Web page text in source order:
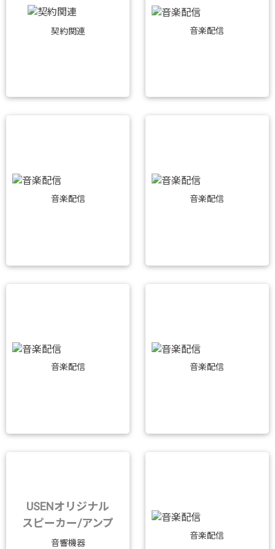
契約関連 音楽配信
音楽配信 音楽配信
音楽配信 音楽配信
USENオリジナル
スピーカー/アンプ
音響機器
音楽配信